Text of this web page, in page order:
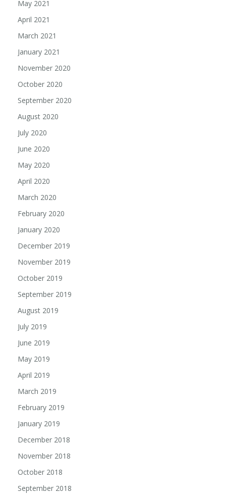
May 2021
April 2021
March 2021
January 2021
November 2020
October 2020
September 2020
August 2020
July 2020
June 2020
May 2020
April 2020
March 2020
February 2020
January 2020
December 2019
November 2019
October 2019
September 2019
August 2019
July 2019
June 2019
May 2019
April 2019
March 2019
February 2019
January 2019
December 2018
November 2018
October 2018
September 2018